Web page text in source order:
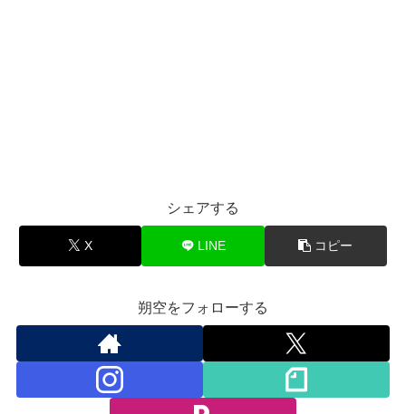
シェアする
X LINE コピー
朔空をフォローする